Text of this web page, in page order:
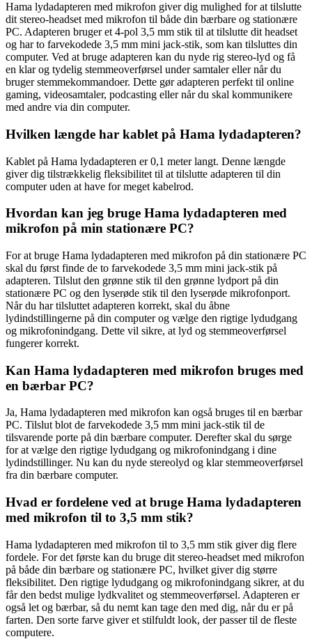
Hama lydadapteren med mikrofon giver dig mulighed for at tilslutte
dit stereo-headset med mikrofon til både din bærbare og stationære
PC. Adapteren bruger et 4-pol 3,5 mm stik til at tilslutte dit headset
og har to farvekodede 3,5 mm mini jack-stik, som kan tilsluttes din
computer. Ved at bruge adapteren kan du nyde rig stereo-lyd og få
en klar og tydelig stemmeoverførsel under samtaler eller når du
bruger stemmekommandoer. Dette gør adapteren perfekt til online
gaming, videosamtaler, podcasting eller når du skal kommunikere
med andre via din computer.
Hvilken længde har kablet på Hama lydadapteren?
Kablet på Hama lydadapteren er 0,1 meter langt. Denne længde
giver dig tilstrækkelig fleksibilitet til at tilslutte adapteren til din
computer uden at have for meget kabelrod.
Hvordan kan jeg bruge Hama lydadapteren med
mikrofon på min stationære PC?
For at bruge Hama lydadapteren med mikrofon på din stationære PC
skal du først finde de to farvekodede 3,5 mm mini jack-stik på
adapteren. Tilslut den grønne stik til den grønne lydport på din
stationære PC og den lyserøde stik til den lyserøde mikrofonport.
Når du har tilsluttet adapteren korrekt, skal du åbne
lydindstillingerne på din computer og vælge den rigtige lydudgang
og mikrofonindgang. Dette vil sikre, at lyd og stemmeoverførsel
fungerer korrekt.
Kan Hama lydadapteren med mikrofon bruges med
en bærbar PC?
Ja, Hama lydadapteren med mikrofon kan også bruges til en bærbar
PC. Tilslut blot de farvekodede 3,5 mm mini jack-stik til de
tilsvarende porte på din bærbare computer. Derefter skal du sørge
for at vælge den rigtige lydudgang og mikrofonindgang i dine
lydindstillinger. Nu kan du nyde stereolyd og klar stemmeoverførsel
fra din bærbare computer.
Hvad er fordelene ved at bruge Hama lydadapteren
med mikrofon til to 3,5 mm stik?
Hama lydadapteren med mikrofon til to 3,5 mm stik giver dig flere
fordele. For det første kan du bruge dit stereo-headset med mikrofon
på både din bærbare og stationære PC, hvilket giver dig større
fleksibilitet. Den rigtige lydudgang og mikrofonindgang sikrer, at du
får den bedst mulige lydkvalitet og stemmeoverførsel. Adapteren er
også let og bærbar, så du nemt kan tage den med dig, når du er på
farten. Den sorte farve giver et stilfuldt look, der passer til de fleste
computere.